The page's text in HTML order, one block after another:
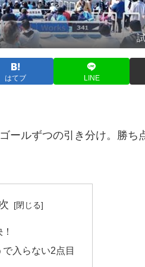
はてブ LINE
ールずつの引き分け。勝ち
で入らない2点目